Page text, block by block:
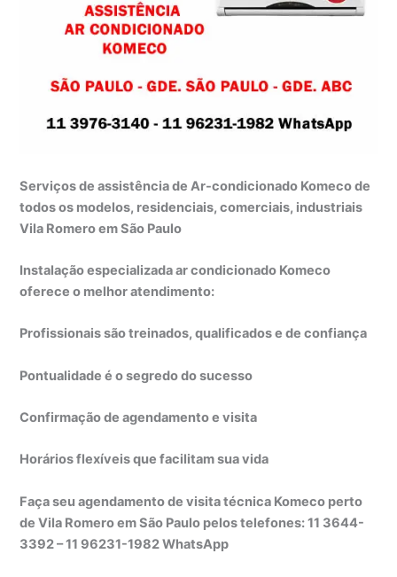
Serviços de assistência de Ar-condicionado Komeco de
todos os modelos, residenciais, comerciais, industriais
Vila Romero em São Paulo
Instalação especializada ar condicionado Komeco
oferece o melhor atendimento:
Profissionais são treinados, qualificados e de confiança
Pontualidade é o segredo do sucesso
Confirmação de agendamento e visita
Horários flexíveis que facilitam sua vida
Faça seu agendamento de visita técnica Komeco perto
de Vila Romero em São Paulo pelos telefones: 11 3644-
3392 – 11 96231-1982 WhatsApp